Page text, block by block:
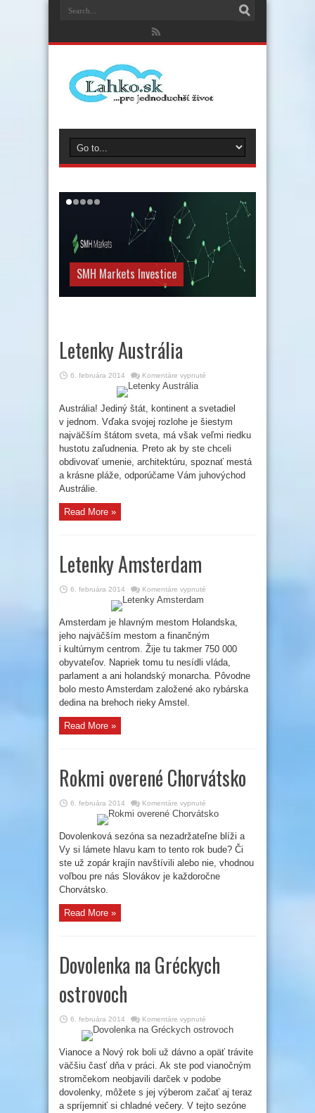
SMH Markets Investice
Letenky Austrália
6. februára 2014 Komentáre vypnuté
Austrália! Jediný štát, kontinent a svetadiel
v jednom. Vďaka svojej rozlohe je šiestym
najväčším štátom sveta, má však veľmi riedku
hustotu zaľudnenia. Preto ak by ste chceli
obdivovať umenie, architektúru, spoznať mestá
a krásne pláže, odporúčame Vám juhovýchod
Austrálie.
Read More »
Letenky Amsterdam
6. februára 2014 Komentáre vypnuté
Amsterdam je hlavným mestom Holandska,
jeho najväčším mestom a finančným
i kultúrnym centrom. Žije tu takmer 750 000
obyvateľov. Napriek tomu tu nesídli vláda,
parlament a ani holandský monarcha. Pôvodne
bolo mesto Amsterdam založené ako rybárska
dedina na brehoch rieky Amstel.
Read More »
Rokmi overené Chorvátsko
6. februára 2014 Komentáre vypnuté
Rokmi
overené
Dovolenková sezóna sa nezadržateľne blíži a
Vy si lámete hlavu kam to tento rok bude? Či
ste už zopár krajín navštívili alebo nie, vhodnou
voľbou pre nás Slovákov je každoročne
Chorvátsko.
Read More »
Dovolenka na Gréckych
ostrovoch
6. februára 2014 Komentáre vypnuté
Dovolenka
na
ostrovoch
Vianoce a Nový rok boli už dávno a opäť trávite
väčšiu časť dňa v práci. Ak ste pod vianočným
stromčekom neobjavili darček v podobe
dovolenky, môžete s jej výberom začať aj teraz
a spríjemniť si chladné večery. V tejto sezóne